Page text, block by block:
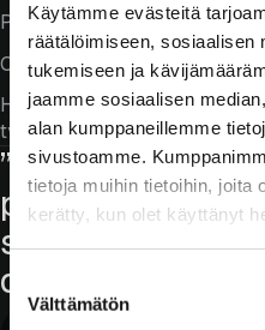
Käytämme evästeitä
räätälöimiseen, sosiaalisen
tukemiseen ja
jaamme sosiaalisen
alan kumppaneillemme
sivustoamme.
tietoja muihin tietoihin, joita
kerätty, kun olet käyttänyt
Suostumuksen
valinta
Välttämätön
Partner on meille kumppani,
Olemme osakesijoittamisen
Haluamme, että
työntekijöistämme on
”In the world of
people who are
successful are
doing what they